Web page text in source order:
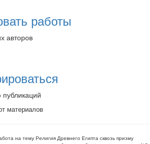
работы
авторов
материалов
на тему Религия Древнего Египта сквозь призму